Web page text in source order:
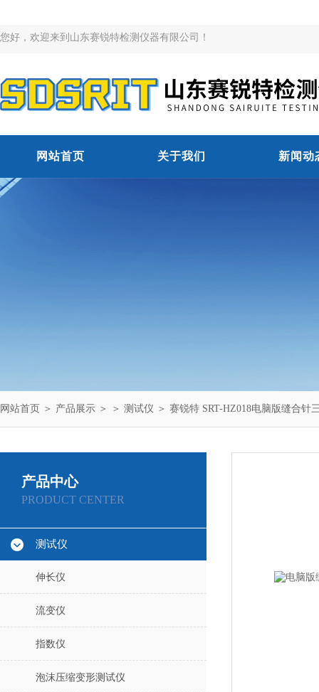
您好，欢迎来到山东赛锐特检测仪器有限公司！
网站首页 关于我们 新闻动
网站首页 ＞ 产品展示 ＞ ＞ 测试仪 ＞ 赛锐特 SRT-HZ018电脑版缝合针
产品中心
PRODUCT CENTER
测试仪
伸长仪
流变仪
指数仪
泡沫压缩变形测试仪